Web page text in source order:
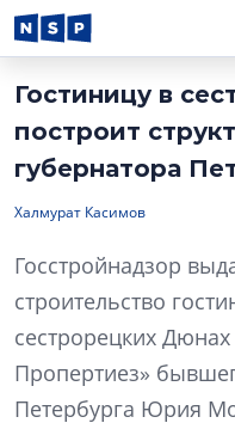
Гостиницу в
построит
губернатора
Халмурат Касимов
Госстройнадзор
строительство
сестрорецких
Пропертиез»
Петербурга Юрия